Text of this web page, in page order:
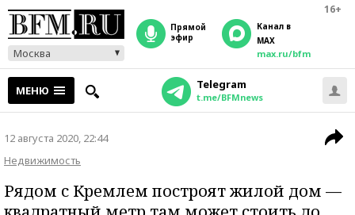
16+
Москва
прямой
эфир
Канал в
MAX
max.ru/bfm
МЕНЮ Telegram
t.me/BFMnews
12 августа 2020, 22:44
Недвижимость
Рядом с Кремлем построят жилой дом —